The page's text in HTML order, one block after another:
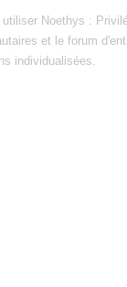
utiliser Noethys :
et le forum
individualisées.